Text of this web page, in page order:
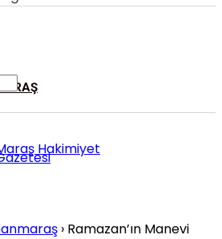
› Ramazan’ın Manevi